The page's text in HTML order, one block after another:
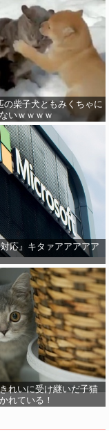
の柴子犬ともみくちゃに
いｗｗｗｗ
応』キタァアアアアア
れいに受け継いだ子猫
れている！